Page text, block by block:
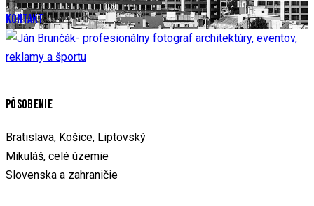
KONTAKT
PÔSOBENIE
Bratislava, Košice, Liptovský
Mikuláš, celé územie
Slovenska a zahraničie